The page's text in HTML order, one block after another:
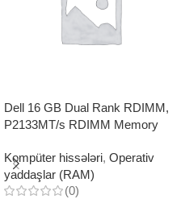
Dell 16 GB Dual Rank RDIMM,
P2133MT/s RDIMM Memory
Kompüter hissələri, Operativ
yaddaşlar (RAM)
(0)